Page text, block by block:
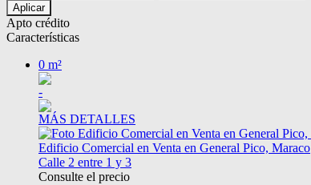
Aplicar
Apto crédito
Características
0 m²
-
MÁS DETALLES
Edificio Comercial en Venta en General Pico, Maraco
Calle 2 entre 1 y 3
Consulte el precio